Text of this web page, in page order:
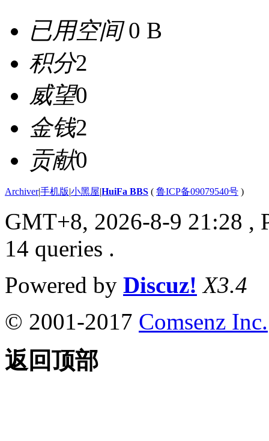
已用空间0 B
积分2
威望0
金钱2
贡献0
Archiver|手机版|小黑屋|HuiFa BBS ( 鲁ICP备09079540号 )
GMT+8, 2026-8-9 21:28 ,
14 queries .
Powered by Discuz! X3.4
© 2001-2017 Comsenz Inc.
返回顶部